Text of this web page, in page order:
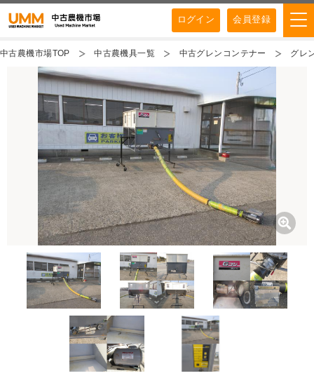
ログイン 会員登録
中古農機市場TOP 中古農機具一覧 中古グレンコンテナー グレ